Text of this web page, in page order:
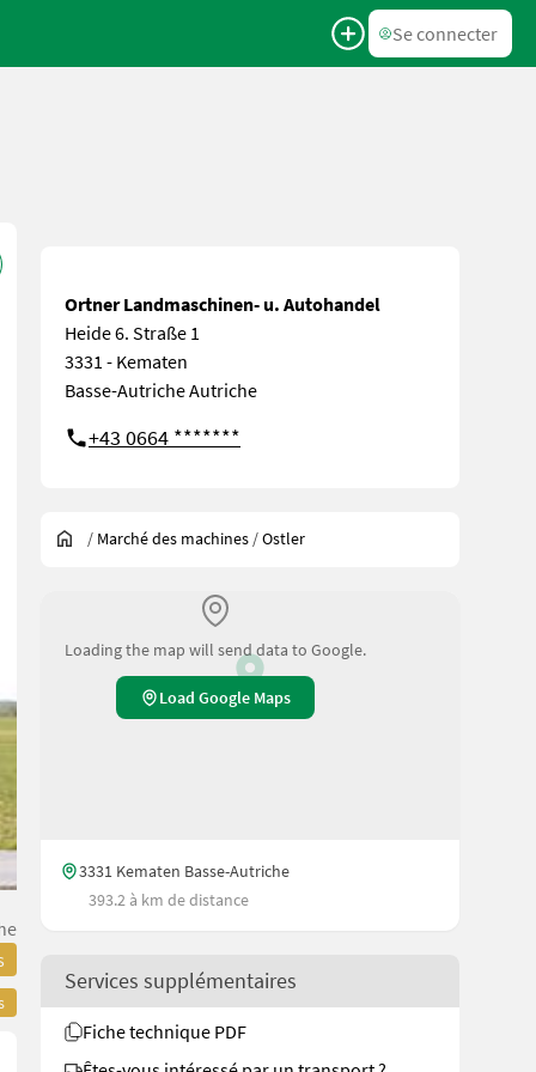
Se connecter
Ortner Landmaschinen- u. Autohandel
Heide 6. Straße 1
3331 - Kematen
Basse-Autriche Autriche
+43 0664 *******
/ Marché des machines /Ostler
Loading the map will send data to Google.
Load Google Maps
3331 Kematen Basse-Autriche
393.2 à km de distance
Services supplémentaires
Fiche technique PDF